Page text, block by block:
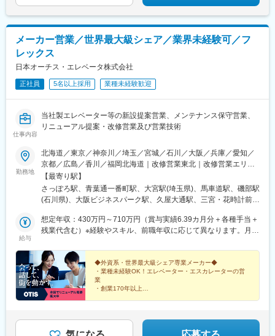
メーカー営業／世界最大級シェア／業界未経験可／フ
レックス
日本オーチス・エレベータ株式会社
正社員 5名以上採用 業種未経験歓迎
仕事内容
当社製エレベーター等の新設提案営業、メンテナンス保守営業、
リニューアル提案・改修営業及び営業技術
勤務地
北海道／東京／神奈川／埼玉／宮城／石川／大阪／兵庫／愛知／
京都／広島／香川／福岡北海道｜改修営業東北｜改修営業エリ
ア：青森、秋田、岩手、宮城、山形、福島首都圏｜改修営業エリ
ア：東京、神奈川、千葉、埼玉関東｜改修営業エリア：埼玉、千
葉、栃木、群馬、茨城神奈川｜改修営業エリア：神奈川北信越｜
業技術エリア：大阪・京都・兵庫・滋賀・奈良・和歌山近畿｜改
修営業エリア：大阪・奈良・和歌山神戸｜改修営業エリア： 兵庫
中国｜ 保守営業、改修営業、営業技術エリア：広島市・岡山・鳥
取・島根・山口四国│改修営業エリア：四国九州｜新設営業、改修
営業、営業技術エリア：沖縄を除く九州全域
【最寄り駅】
さっぽろ駅、青葉通一番町駅、大宮駅(埼玉県)、馬車道駅、磯部駅
(石川県)、大阪ビジネスパーク駅、久屋大通駅、三宮・花時計前
ば通駅、京橋駅(大阪府)、栄町駅(愛知県)、旧居留地・大丸前駅、
段原一丁目駅、瓦町駅、大通駅、広瀬通駅、大阪城公園駅、栄駅
給与
想定年収：430万円～710万円（賞与実績6.39カ月分＋各種手当＋
残業代含む）※経験やスキル、前職年収に応じて異なります。月給
を考慮します※別途インセンティブ制度あり（入社5年以内の若手
社員のインセンティブ支給額平均値：年間約40万円）※営業手当
（月2万円）あり※通勤交通費全額支給（会社規程に基づく）
◆外資系・世界最大級シェア専業メーカー◆
・業種未経験OK！エレベーター・エスカレーターの営
業
・創業170年以上
・インセンティブで実績を明確に還元